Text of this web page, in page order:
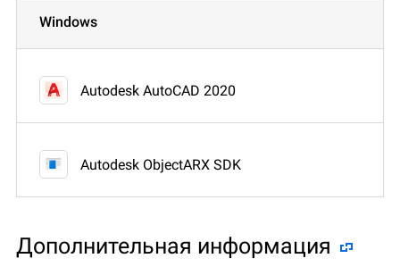
Windows
Autodesk AutoCAD 2020
Autodesk ObjectARX SDK
Дополнительная информация